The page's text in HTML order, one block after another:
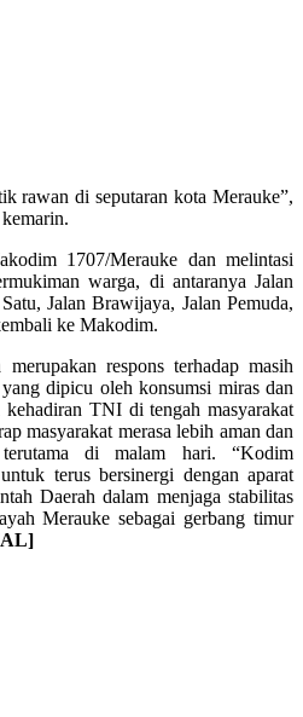
rawan di seputaran kota Merauke”,
1707/Merauke dan melintasi
warga, di antaranya Jalan
Jalan Brawijaya, Jalan Pemuda,
ke Makodim.
respons terhadap masih
dipicu oleh konsumsi miras dan
TNI di tengah masyarakat
masyarakat merasa lebih aman dan
di malam hari. “Kodim
terus bersinergi dengan aparat
Daerah dalam menjaga stabilitas
Merauke sebagai gerbang timur